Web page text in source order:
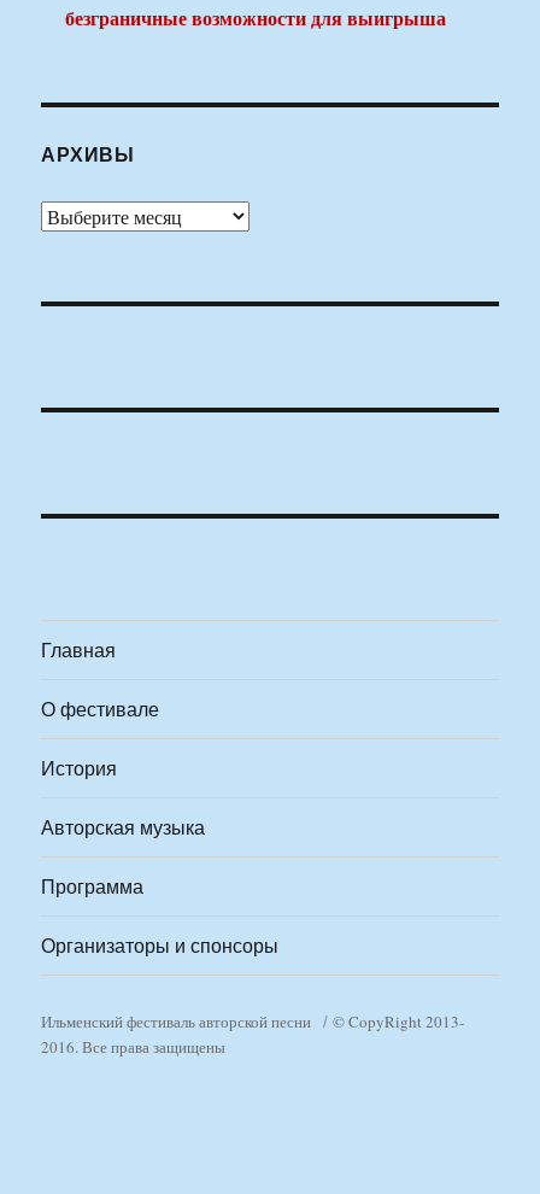
безграничные возможности для выигрыша
АРХИВЫ
Архивы
Главная
О фестивале
История
Авторская музыка
Программа
Организаторы и спонсоры
Ильменский фестиваль авторской песни
© CopyRight 2013-
2016. Все права защищены